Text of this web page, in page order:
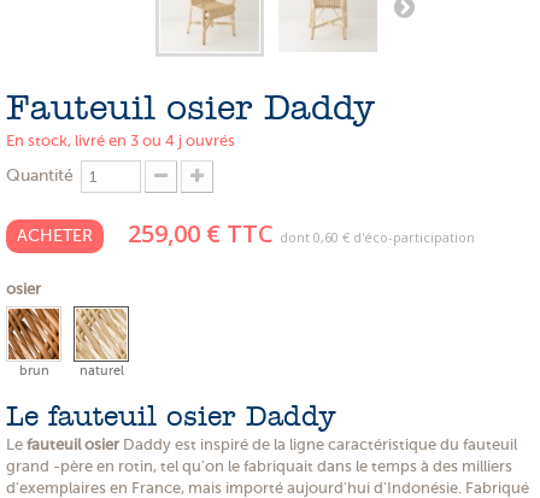
NOS ARTISANS
NOS CLIENTS ONT DU TALENT
A PROPOS
LE SHOWROOM
Fauteuil osier Daddy
En stock, livré en 3 ou 4 j ouvrés
Quantité
ACHETER 259,00 € TTC dont 0,60 € d'éco-participation
osier
brun naturel
Le fauteuil osier Daddy
Le fauteuil osier Daddy est inspiré de la ligne caractéristique du fauteuil
grand -père en rotin, tel qu'on le fabriquait dans le temps à des milliers
d'exemplaires en France, mais importé aujourd'hui d'Indonésie. Fabriqué